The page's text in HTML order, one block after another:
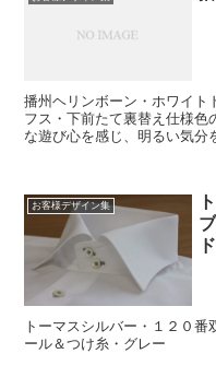
播州ヘリンボーン・ホワイト
フス・下前たて裏替え仕様色
な遊び心を感じ、明るい気分
お客様デザイン集
トーマスシルバー・１２０
ール＆つけ糸・グレー